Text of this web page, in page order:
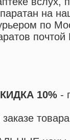
на
по
10% -
заказе